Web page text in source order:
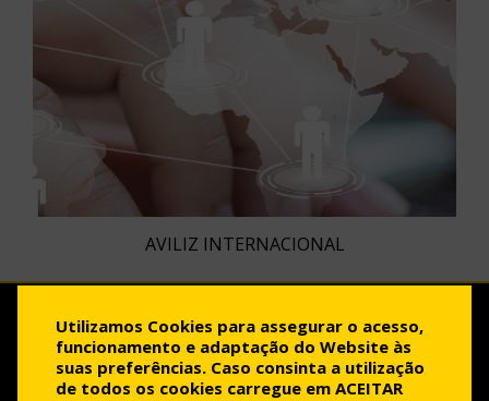
AVILIZ INTERNACIONAL
Política de Privacidade
Utilizamos Cookies para assegurar o acesso,
funcionamento e adaptação do Website às
suas preferências. Caso consinta a utilização
de todos os cookies carregue em ACEITAR